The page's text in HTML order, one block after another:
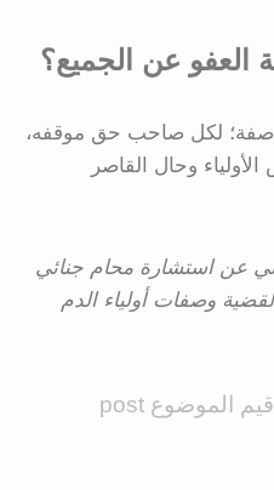
العفو عن الجميع؟
صفة؛ لكل صاحب حق موقفه،
وحال القاصر
عن استشارة محام جنائي
وصفات أولياء الدم
قيم الموضوع post